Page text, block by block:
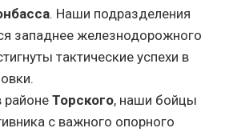
. Наши подразделения
западнее железнодорожного
тактические успехи в
районе Торского, наши бойцы
с важного опорного